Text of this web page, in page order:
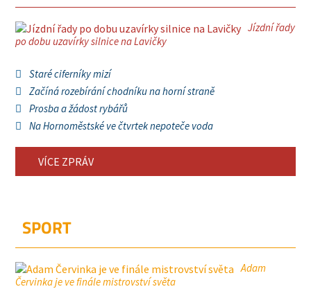
Jízdní řady
po dobu uzavírky silnice na Lavičky
Staré ciferníky mizí
Začíná rozebírání chodníku na horní straně
Prosba a žádost rybářů
Na Hornoměstské ve čtvrtek nepoteče voda
VÍCE ZPRÁV
SPORT
Adam
Červinka je ve finále mistrovství světa